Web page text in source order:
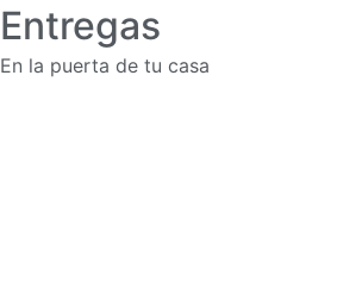
Entregas
En la puerta de tu casa